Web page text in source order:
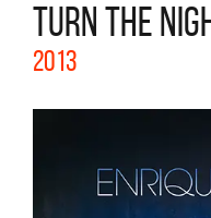
TURN THE
2013